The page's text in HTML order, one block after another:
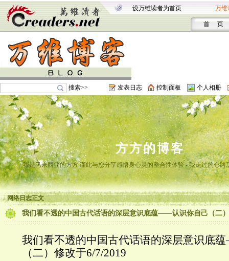
设万维读者为首页 万维
首 页
搜索>> 发表日志 控制面板 个人相册
方方的博客
我是马来西亚的方方 谨此与您分享感悟身心灵的整合性体验 - 我走过的心路
网络日志正文
我们看不透的中国古代话语的深层意识底蕴——认识你自己（二）
我们看不透的中国古代话语的深层意识底蕴
（二）修改于6/7/2019